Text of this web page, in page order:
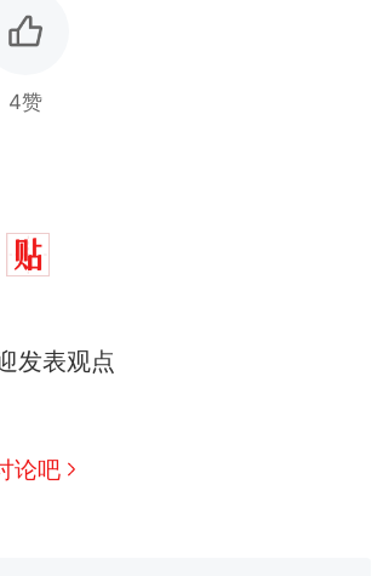
4赞
发表观点
论吧
仅凭视频评出？中国烹饪协会回